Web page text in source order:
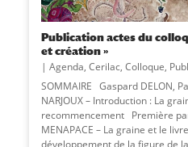
Publication actes du
et création »
Agenda, Cerilac, Colloque,
SOMMAIRE Gaspard DELON,
NARJOUX – Introduction : La
recommencement Première
MENAPACE – La graine et le